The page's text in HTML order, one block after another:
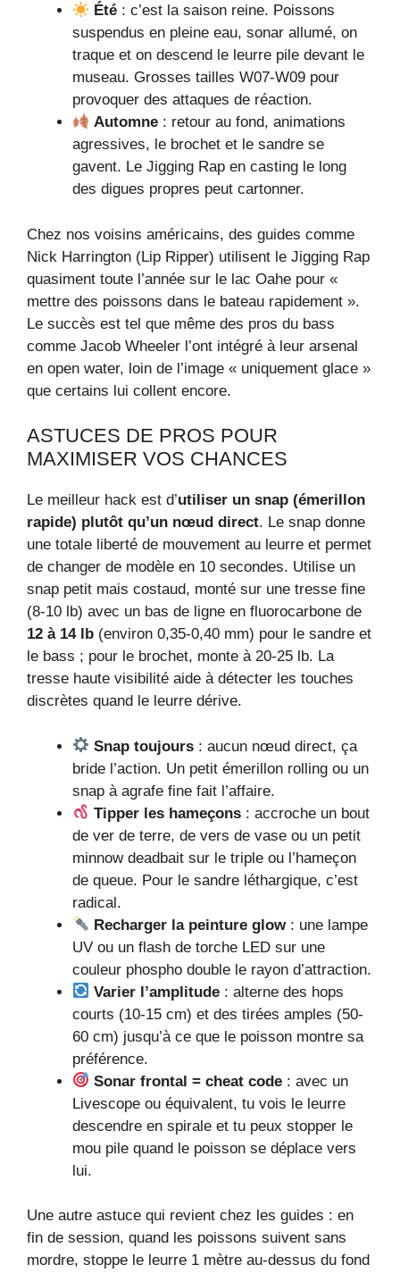
Été : c’est la saison reine. Poissons
suspendus en pleine eau, sonar allumé, on
traque et on descend le leurre pile devant le
museau. Grosses tailles W07-W09 pour
provoquer des attaques de réaction.
Automne : retour au fond, animations
agressives, le brochet et le sandre se
gavent. Le Jigging Rap en casting le long
des digues propres peut cartonner.
Chez nos voisins américains, des guides comme
Nick Harrington (Lip Ripper) utilisent le Jigging Rap
quasiment toute l’année sur le lac Oahe pour «
mettre des poissons dans le bateau rapidement ».
Le succès est tel que même des pros du bass
comme Jacob Wheeler l’ont intégré à leur arsenal
en open water, loin de l’image « uniquement glace »
que certains lui collent encore.
ASTUCES DE PROS POUR
MAXIMISER VOS CHANCES
Le meilleur hack est d’utiliser un snap (émerillon
rapide) plutôt qu’un nœud direct. Le snap donne
une totale liberté de mouvement au leurre et permet
de changer de modèle en 10 secondes. Utilise un
snap petit mais costaud, monté sur une tresse fine
(8-10 lb) avec un bas de ligne en fluorocarbone de
12 à 14 lb (environ 0,35-0,40 mm) pour le sandre et
le bass ; pour le brochet, monte à 20-25 lb. La
tresse haute visibilité aide à détecter les touches
discrètes quand le leurre dérive.
Snap toujours : aucun nœud direct, ça
bride l’action. Un petit émerillon rolling ou un
snap à agrafe fine fait l’affaire.
Tipper les hameçons : accroche un bout
de ver de terre, de vers de vase ou un petit
minnow deadbait sur le triple ou l’hameçon
de queue. Pour le sandre léthargique, c’est
radical.
Recharger la peinture glow: une lampe
UV ou un flash de torche LED sur une
couleur phospho double le rayon d’attraction.
Varier l’amplitude : alterne des hops
courts (10-15 cm) et des tirées amples (50-
60 cm) jusqu’à ce que le poisson montre sa
préférence.
Sonar frontal = cheat code : avec un
Livescope ou équivalent, tu vois le leurre
descendre en spirale et tu peux stopper le
mou pile quand le poisson se déplace vers
lui.
Une autre astuce qui revient chez les guides : en
fin de session, quand les poissons suivent sans
mordre, stoppe le leurre 1 mètre au-dessus du fond